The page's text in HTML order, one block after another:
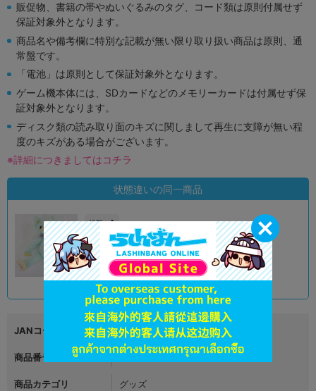
販促物、書籍の帯やぬいぐるみのタグ、コード類は原則付属せず
保証対象外となります。
商品名や備考欄に特別な記載が無い限り取り扱い商品は原則、通
常盤です。
「電池」は原則として保証対象外となります。
ゲーム機本体には、SDカードなどのメモリーカードは付属せず保
証対象外となります。
ディスク類の読み取り面のキズに関しまして再生に支障が無い程
度のキズがある場合がございます。
※詳細につきましてはコチラ
状態違いの同一商品
状態 :A
オンライン
1,990円 税込
JANコード
商品番号 L06315193
商品カテゴリ グッズ